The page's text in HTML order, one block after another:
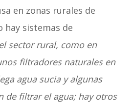
en zonas rurales de
hay sistemas de
el sector rural, como en
filtradores naturales en
agua sucia y algunas
de filtrar el agua; hay otros